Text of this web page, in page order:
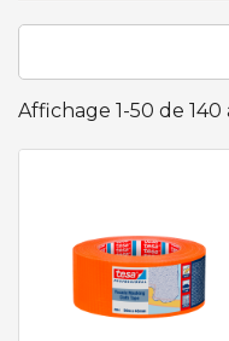
Affichage 1-50 de 140